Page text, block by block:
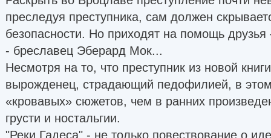
преследуя преступника, сам должен
безопасности. Но приходят на помощь
- бреславец Эберард Мок...
Несмотря на то, что преступник из новой
вырожденец, страдающий педофилией, в
«кровавых» сюжетов, чем в ранних
грусти и ностальгии.
"Реки Гадеса" - не только повествование о